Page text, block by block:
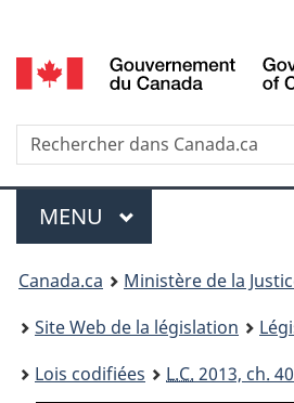
au
de
la
selection
Recherche
Menu
MENU PRINCIPAL
You
are
here:
Canada.ca
Ministère de la
Site Web de la législation
Lois codifiées
L.C. 2013, ch.